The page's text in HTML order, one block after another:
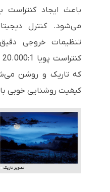
باعث ایجاد
می‌شود. کنترل
تنظیمات خروجی
کنتراست پویا 20.000:1
که تاریک و روشن
کیفیت روشنایی خوبی